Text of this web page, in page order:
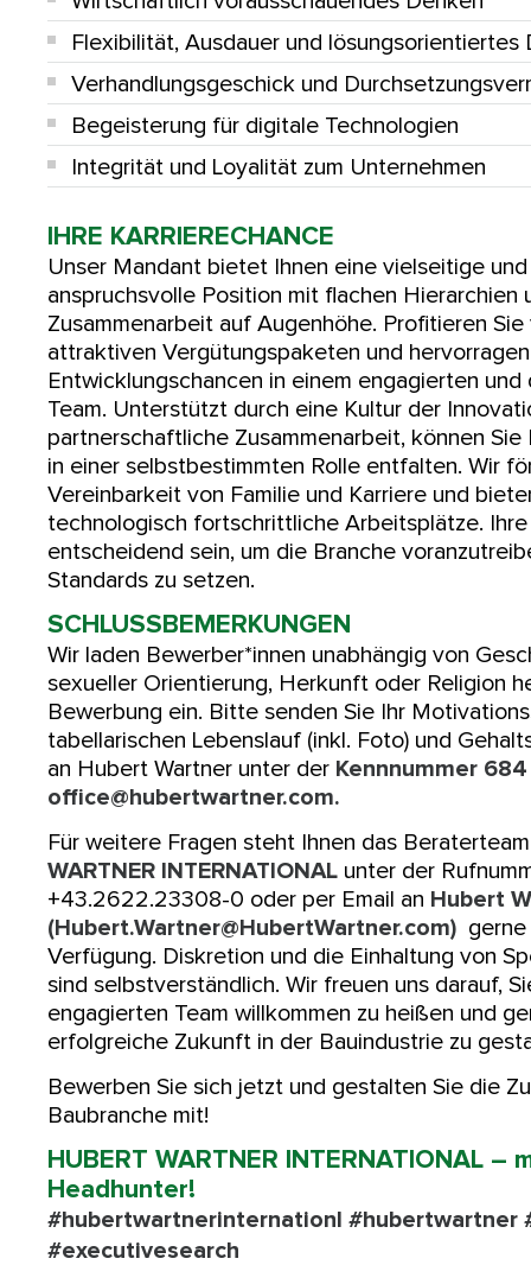
Flexibilität, Ausdauer und lösungsorientiertes
Verhandlungsgeschick und
Begeisterung für digitale Technologien
Integrität und Loyalität zum Unternehmen
IHRE KARRIERECHANCE
Unser Mandant bietet Ihnen eine vielseitige und
anspruchsvolle Position mit flachen Hierarchien
Zusammenarbeit auf Augenhöhe. Profitieren Sie
attraktiven Vergütungspaketen und
Entwicklungschancen in einem engagierten und
Team. Unterstützt durch eine Kultur der
partnerschaftliche Zusammenarbeit, können Sie
in einer selbstbestimmten Rolle entfalten. Wir
Vereinbarkeit von Familie und Karriere und
technologisch fortschrittliche Arbeitsplätze. Ihre
entscheidend sein, um die Branche
Standards zu setzen.
SCHLUSSBEMERKUNGEN
Wir laden Bewerber*innen unabhängig von
sexueller Orientierung, Herkunft oder Religion
Bewerbung ein. Bitte senden Sie Ihr
tabellarischen Lebenslauf (inkl. Foto) und
an Hubert Wartner unter der Kennnummer 684
office@hubertwartner.com.
Für weitere Fragen steht Ihnen das
WARTNER INTERNATIONAL unter der
+43.2622.23308-0 oder per Email an Hubert
(Hubert.Wartner@HubertWartner.com) gerne
Verfügung. Diskretion und die Einhaltung von
sind selbstverständlich. Wir freuen uns darauf,
engagierten Team willkommen zu heißen und
erfolgreiche Zukunft in der Bauindustrie zu
Bewerben Sie sich jetzt und gestalten Sie die
Baubranche mit!
HUBERT WARTNER INTERNATIONAL –
Headhunter!
#hubertwartnerinternationl #hubertwartner
#executivesearch